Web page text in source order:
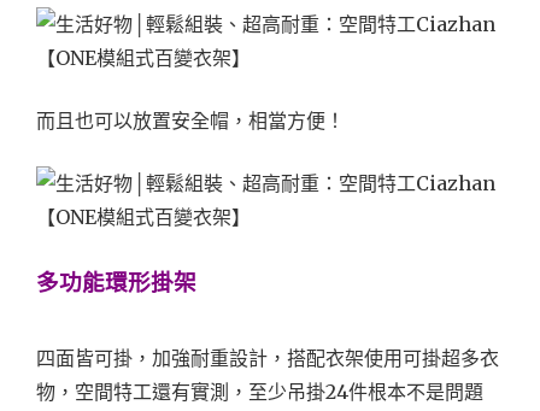
而且也可以放置安全帽，相當方便！
多功能環形掛架
四面皆可掛，加強耐重設計，搭配衣架使用可掛超多衣
物，空間特工還有實測，至少吊掛24件根本不是問題